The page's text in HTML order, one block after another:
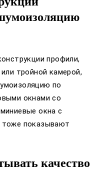
профили,
тройной камерой,
по
окнами со
окна с
тоже показывают
качество